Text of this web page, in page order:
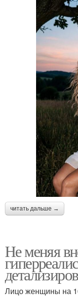
читать дальше →
Не меняя
Лицо женщины на